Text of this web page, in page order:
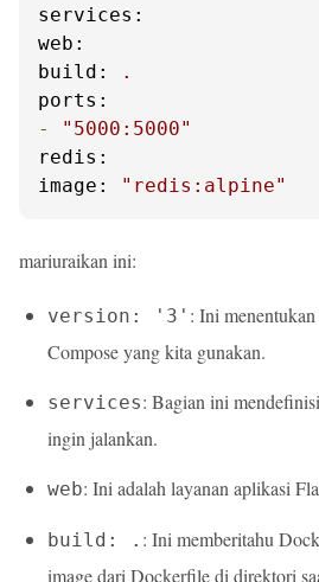
services:
web:
build:
.
ports:
-
"5000:5000"
redis:
image:
"redis:alpine"
mariuraikan ini:
version: '3' : Ini
Compose yang kita gunakan.
services: Bagian ini
ingin jalankan.
web: Ini adalah layanan aplikasi
build: . : Ini memberitahu
image dari Dockerfile di direktori